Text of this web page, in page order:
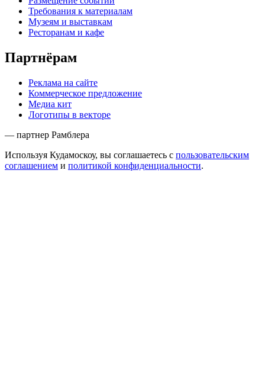
Требования к материалам
Музеям и выставкам
Ресторанам и кафе
Партнёрам
Реклама на сайте
Коммерческое предложение
Медиа кит
Логотипы в векторе
— партнер Рамблера
Используя Кудамоскоу, вы соглашаетесь с пользовательским
соглашением и политикой конфиденциальности.